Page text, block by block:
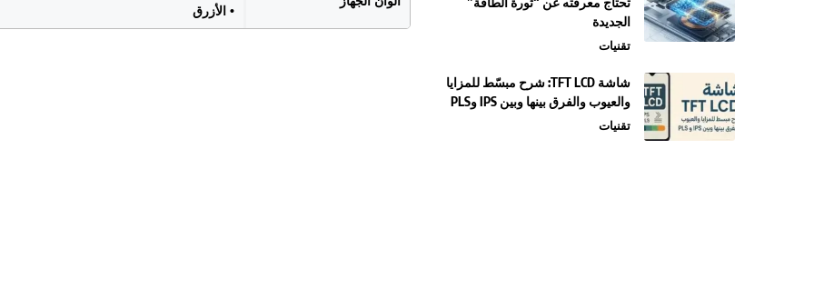
• الأزرق
الجديدة
تقنيات
شاشة TFT LCD: شرح مبسّط للمزايا
والعيوب والفرق بينها وبين IPS وPLS
تقنيات